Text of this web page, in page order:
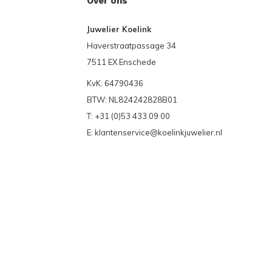
Juwelier Koelink
Haverstraatpassage 34
7511 EX Enschede
KvK: 64790436
BTW: NL824242828B01
T: +31 (0)53 433 09 00
E: klantenservice@koelinkjuwelier.nl